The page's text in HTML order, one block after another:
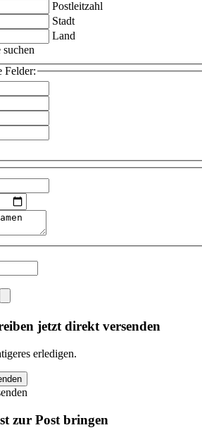
Postleitzahl
Stadt
Land
suchen
Felder:
jetzt direkt versenden
erledigen.
zur Post bringen